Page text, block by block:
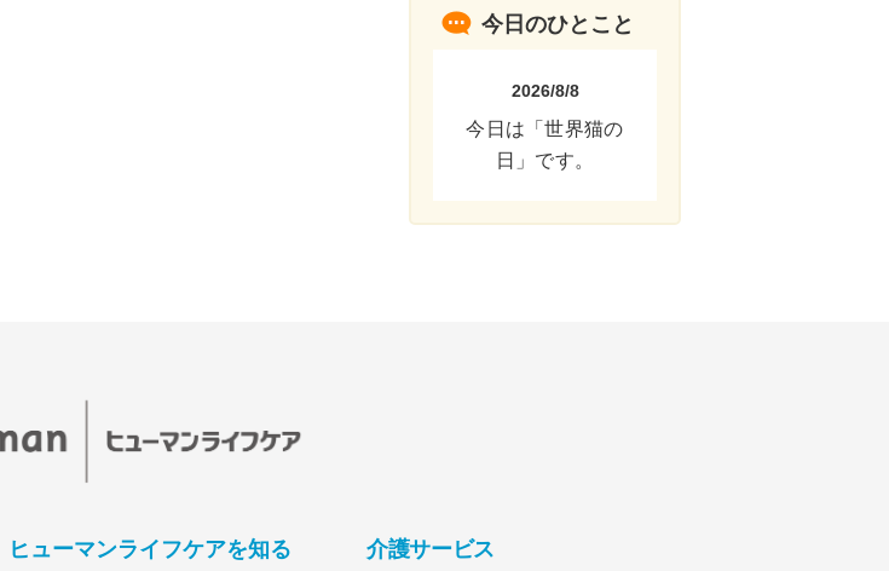
今日のひとこと
2026/8/8
今日は「世界猫の
日」です。
ヒューマンライフケアを知る 介護サービス